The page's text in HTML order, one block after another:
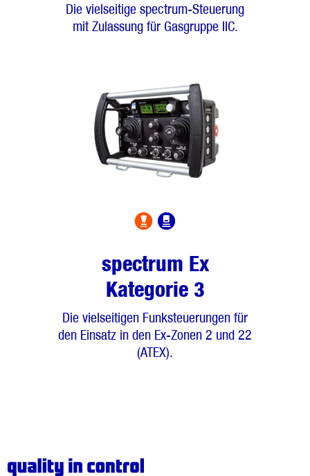
Die vielseitige spectrum-Steuerung
mit Zulassung für Gasgruppe IIC.
spectrum Ex
Kategorie 3
Die vielseitigen Funksteuerungen für
den Einsatz in den Ex-Zonen 2 und 22
(ATEX).